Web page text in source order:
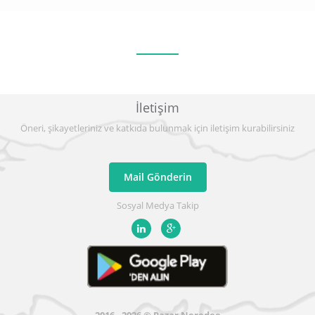
İletişim
Öneri, şikayetleriniz ve katkıda bulunmak için iletişim kurabilirsiniz
Mail Gönderin
Sosyal Medya Takip